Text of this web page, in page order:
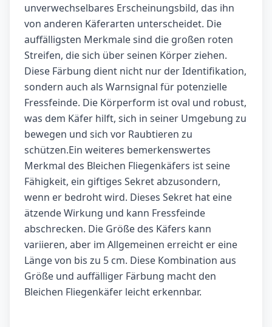
unverwechselbares Erscheinungsbild, das ihn
von anderen Käferarten unterscheidet. Die
auffälligsten Merkmale sind die großen roten
Streifen, die sich über seinen Körper ziehen.
Diese Färbung dient nicht nur der Identifikation,
sondern auch als Warnsignal für potenzielle
Fressfeinde. Die Körperform ist oval und robust,
was dem Käfer hilft, sich in seiner Umgebung zu
bewegen und sich vor Raubtieren zu
schützen.Ein weiteres bemerkenswertes
Merkmal des Bleichen Fliegenkäfers ist seine
Fähigkeit, ein giftiges Sekret abzusondern,
wenn er bedroht wird. Dieses Sekret hat eine
ätzende Wirkung und kann Fressfeinde
abschrecken. Die Größe des Käfers kann
variieren, aber im Allgemeinen erreicht er eine
Länge von bis zu 5 cm. Diese Kombination aus
Größe und auffälliger Färbung macht den
Bleichen Fliegenkäfer leicht erkennbar.